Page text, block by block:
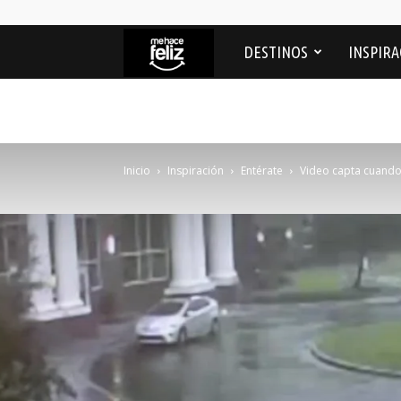
MeDESTINOS
Inicio Inspiración Entérate Video capta